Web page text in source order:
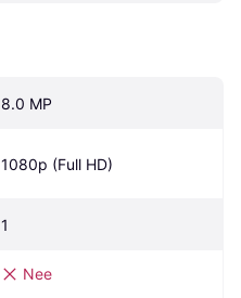
8.0 MP
1080p (Full HD)
1
Nee